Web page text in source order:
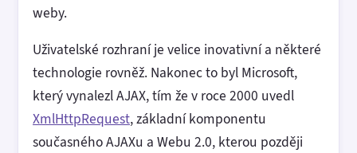
weby.
Uživatelské rozhraní je velice inovativní a některé
technologie rovněž. Nakonec to byl Microsoft,
který vynalezl AJAX, tím že v roce 2000 uvedl
XmlHttpRequest, základní komponentu
současného AJAXu a Webu 2.0, kterou později